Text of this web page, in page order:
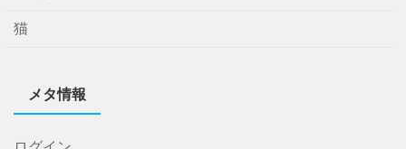
猫
メタ情報